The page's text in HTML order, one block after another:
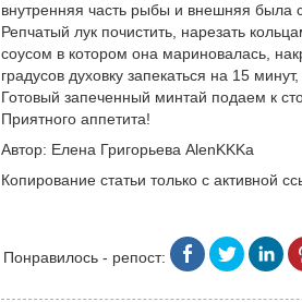
внутренняя часть рыбы и внешняя была
Репчатый лук почистить, нарезать
соусом в котором она мариновалась,
градусов духовку запекаться на 15
Готовый запеченный минтай подаем к
Приятного аппетита!
Автор: Елена Григорьева AlenKKKa
Копирование статьи только с активной
Понравилось - репост: